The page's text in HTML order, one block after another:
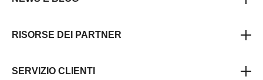
RISORSE DEI PARTNER
SERVIZIO CLIENTI